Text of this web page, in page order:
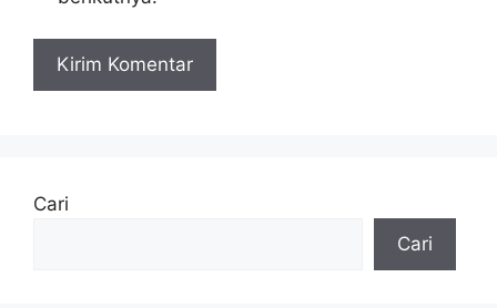
Cari
Cari